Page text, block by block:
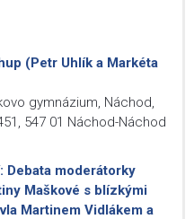
(Petr Uhlík a Markéta
gymnázium, Náchod,
547 01 Náchod-Náchod
Debata moderátorky
Maškové s blízkými
Martinem Vidlákem a